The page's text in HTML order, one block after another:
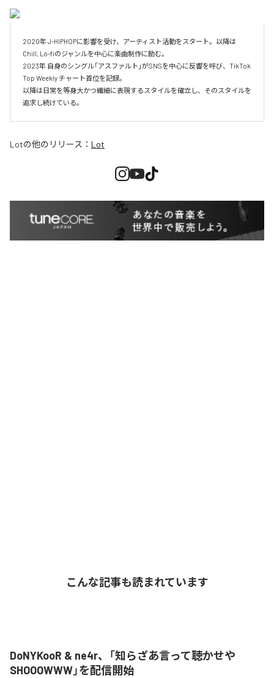
2020年 J-HIPHOPに影響を受け、アーティスト活動をスタート。以降は
Chill, Lo-fiのジャンルを中心に楽曲制作に励む。
2023年 自身のシングル「アスファルト」がSNSを中心に反響を呼び、TikTok
Top Weekly チャート首位を記録。
以降は日常を等身大かつ繊細に表現するスタイルを確立し、そのスタイルを
追求し続けている。
Lotの他のリリース： Lot
こんな記事も読まれています
DoNYKooR & ne4r、「知らざあ言って聴かせや
SHOOOWWW」を配信開始